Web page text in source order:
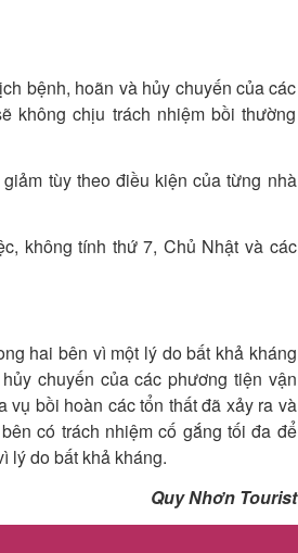
bệnh, hoãn và hủy chuyến của các
không chịu trách nhiệm bồi thường
tùy theo điều kiện của từng nhà
không tính thứ 7, Chủ Nhật và các
hai bên vì một lý do bất khả kháng
chuyến của các phương tiện vận
bồi hoàn các tổn thất đã xảy ra và
có trách nhiệm cố gắng tối đa để
lý do bất khả kháng.
Quy Nhơn Tourist